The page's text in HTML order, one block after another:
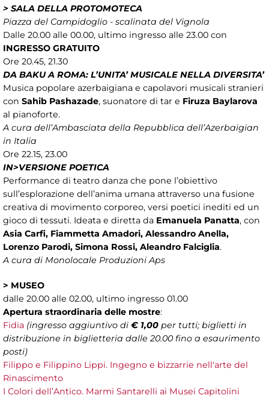
> SALA DELLA PROTOMOTECA
Piazza del Campidoglio - scalinata del Vignola
Dalle 20.00 alle 00.00, ultimo ingresso alle 23.00 con
INGRESSO GRATUITO
Ore 20.45, 21.30
DA BAKU A ROMA: L’UNITA’ MUSICALE NELLA DIVERSITA’
Musica popolare azerbaigiana e capolavori musicali stranieri
con Sahib Pashazade, suonatore di tar e Firuza Baylarova
al pianoforte.
A cura dell’Ambasciata della Repubblica dell’Azerbaigian
in Italia
Ore 22.15, 23.00
IN>VERSIONE POETICA
Performance di teatro danza che pone l’obiettivo
sull’esplorazione dell’anima umana attraverso una fusione
creativa di movimento corporeo, versi poetici inediti ed un
gioco di tessuti. Ideata e diretta da Emanuela Panatta, con
Asia Carfi, Fiammetta Amadori, Alessandro Anella,
Lorenzo Parodi, Simona Rossi, Aleandro Falciglia.
A cura di Monolocale Produzioni Aps
> MUSEO
dalle 20.00 alle 02.00, ultimo ingresso 01.00
Apertura straordinaria delle mostre:
Fidia (ingresso aggiuntivo di € 1,00 per tutti; biglietti in
distribuzione in biglietteria dalle 20.00 fino a esaurimento
posti)
Filippo e Filippino Lippi. Ingegno e bizzarrie nell'arte del
Rinascimento
I Colori dell’Antico. Marmi Santarelli ai Musei Capitolini